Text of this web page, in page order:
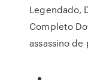
Legendado,
Completo
assassino de